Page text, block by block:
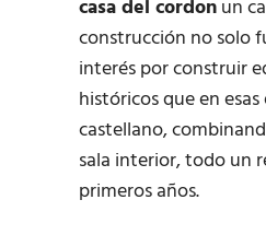
casa del cordonun
construcción no solo
interés por construir
históricos que en
castellano,
sala interior, todo un
primeros años.